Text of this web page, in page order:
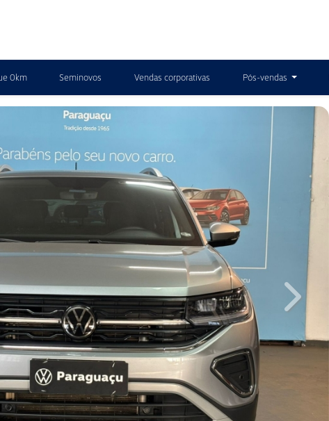
0km Seminovos Vendas corporativas Pós-vendas
Next